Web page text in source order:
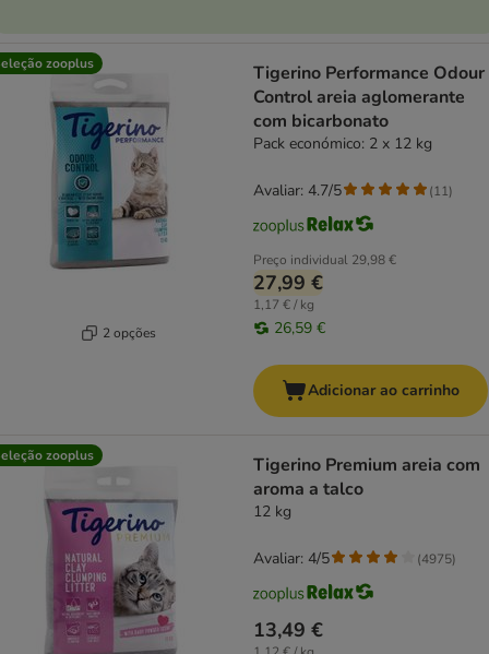
zooplus
2 opções
Tigerino Performance Odour
Control areia aglomerante
com bicarbonato
Pack económico: 2 x 12 kg
Preço individual 29,98 €
27,99 €
1,17 € / kg
26,59 €
Avaliar: 4.7/5 (11)
Adicionar ao carrinho
zooplus
Tigerino Premium areia com
aroma a talco
12 kg
13,49 €
Avaliar: 4/5 (4975)